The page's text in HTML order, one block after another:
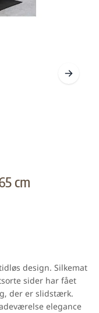
cm
design. Silkemat
sider har fået
der er slidstærk.
elegance